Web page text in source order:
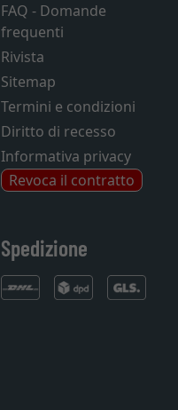
FAQ - Domande
frequenti
Rivista
Sitemap
Termini e condizioni
Diritto di recesso
Informativa privacy
Revoca il contratto
Spedizione